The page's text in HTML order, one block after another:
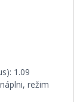
1.09
režim